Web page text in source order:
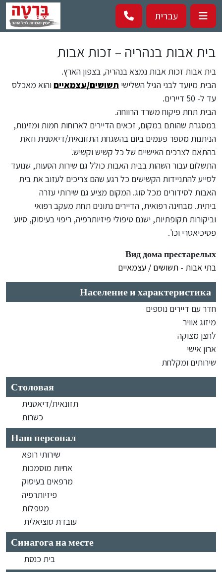
Перейти к основному содержанию
עברית
בית אבות בנהריה – זכות אבות
בית אבות זכות אבות נמצא בנהריה, בצפון הארץ.
הבית מיועד לבני הגיל השלישי תשושים/עצמאייםוהוא מאכלס
עד ל- 50 דיירים.
הבית תחת פיקוח משרד הרווחה.
במסגרת שהותם במקום, זכאים הדיירים לארוחות חמות ומזינות,
הניתנות מספר פעמים ביום בהשגחת התזונאית/דיאטנית וזאת
בהתאם לצרכים האישיים של כל קשיש וקשיש.
התשלום עבור השהות בבית האבות כולל גם שירות הסעות, שנועד
לסייע להתניידות הקשישים כל רגע שהם צריכים לעזוב את בית
האבות לסידורים מכל סוג. המקום מציע גם שירותי עזרה
ביתית. מבחינה רפואית, הדיירים נתונים תחת מעקב רפואי
וביקורות תקופתיות, ישנם טיפולי פיזיותרפיה, ריפוי בעיסוק, סיוע
פסיכיאטרי וכו'.
Вид дома престарелых
בתי אבות - תשושים / עצמאיים
Население и характеристика
חדר עם דיירים נוספים
מיזוג אוויר
לחצן מצוקה
ארון אישי
שירותים ומקלחת
Столовая
תזונאית/דיאטנית
כשרות
Наш персонал
שירותי רופא
אחיות מוסמכות
מרפאים בעיסוק
פיזיותרפיה
מטפלות
עובדת סוציאלית
Синагога на месте
בית כנסת